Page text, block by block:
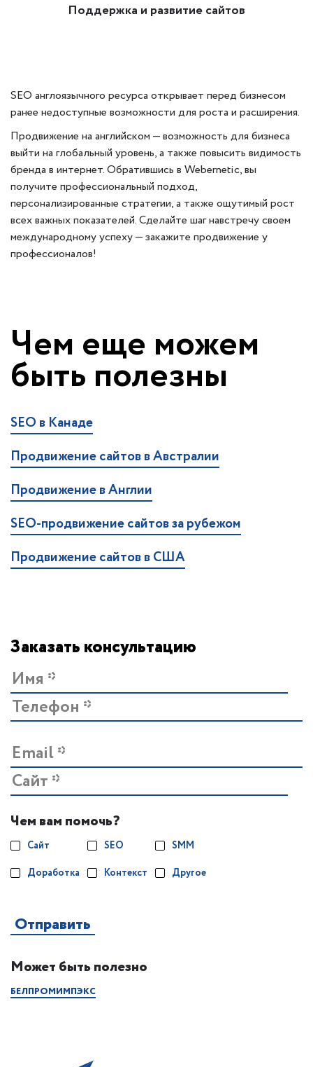
Поддержка и развитие сайтов
SEO англоязычного ресурса открывает перед бизнесом
ранее недоступные возможности для роста и расширения.
Продвижение на английском — возможность для бизнеса
выйти на глобальный уровень, а также повысить видимость
бренда в интернет. Обратившись в Webernetic, вы
получите профессиональный подход,
персонализированные стратегии, а также ощутимый рост
всех важных показателей. Сделайте шаг навстречу своем
международному успеху — закажите продвижение у
профессионалов!
Чем еще можем
быть полезны
SEO в Канаде
Продвижение сайтов в Австралии
Продвижение в Англии
SEO-продвижение сайтов за рубежом
Продвижение сайтов в США
Заказать консультацию
Чем вам помочь?
Сайт
Доработка
SEO
Контекст
SMM
Другое
Может быть полезно
БЕЛПРОМИМПЭКС